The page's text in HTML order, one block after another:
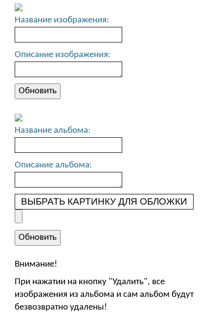
Название изображения:
Описание изображения:
Название альбома:
Описание альбома:
ВЫБРАТЬ КАРТИНКУ ДЛЯ ОБЛОЖКИ
Внимание!
При нажатии на кнопку "Удалить", все
изображения из альбома и сам альбом будут
безвозвратно удалены!